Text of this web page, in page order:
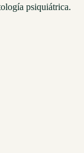
psiquiátrica.